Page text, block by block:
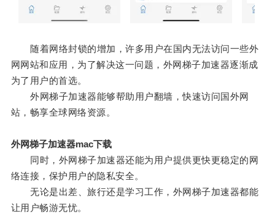
随着网络封锁的增加，许多用户在国内无法访问一些外
网网站和应用，为了解决这一问题，外网梯子加速器逐渐成
为了用户的首选。
外网梯子加速器能够帮助用户翻墙，快速访问国外网
站，畅享全球网络资源。
外网梯子加速器mac下载
同时，外网梯子加速器还能为用户提供更快更稳定的网
络连接，保护用户的隐私安全。
无论是出差、旅行还是学习工作，外网梯子加速器都能
让用户畅游无忧。